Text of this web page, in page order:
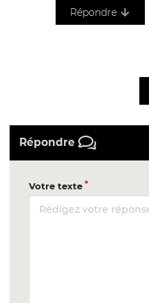
Répondre
Répondre
Votre texte